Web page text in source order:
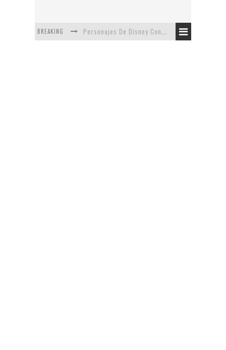
BREAKING Personajes De Disney Con Vestuarios Contemporáneos